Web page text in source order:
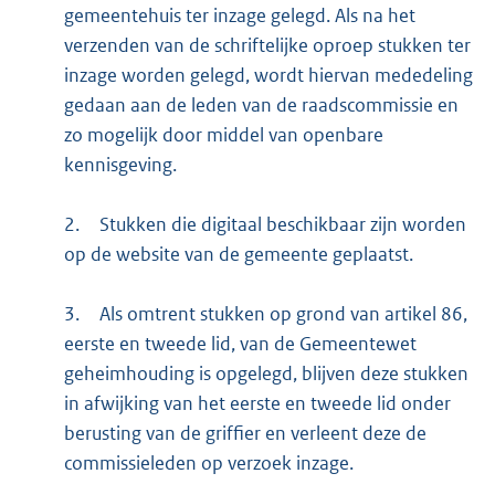
gemeentehuis ter inzage gelegd. Als na het
verzenden van de schriftelijke oproep stukken ter
inzage worden gelegd, wordt hiervan mededeling
gedaan aan de leden van de raadscommissie en
zo mogelijk door middel van openbare
kennisgeving.
2.
Stukken die digitaal beschikbaar zijn worden
op de website van de gemeente geplaatst.
3.
Als omtrent stukken op grond van artikel 86,
eerste en tweede lid, van de Gemeentewet
geheimhouding is opgelegd, blijven deze stukken
in afwijking van het eerste en tweede lid onder
berusting van de griffier en verleent deze de
commissieleden op verzoek inzage.